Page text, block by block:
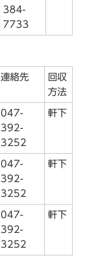
384-
7733
連絡先
回収
方法
047-
392-
3252
軒下
047-
392-
3252
軒下
047-
392-
3252
軒下